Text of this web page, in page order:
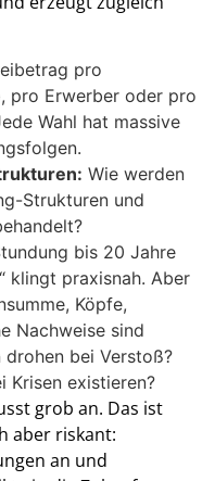
pro
pro Erwerber oder pro
Wahl hat massive
Wie werden
Strukturen und
bis 20 Jahre
klingt praxisnah. Aber
Köpfe,
Nachweise sind
drohen bei Verstoß?
Krisen existieren?
grob an. Das ist
aber riskant:
an und